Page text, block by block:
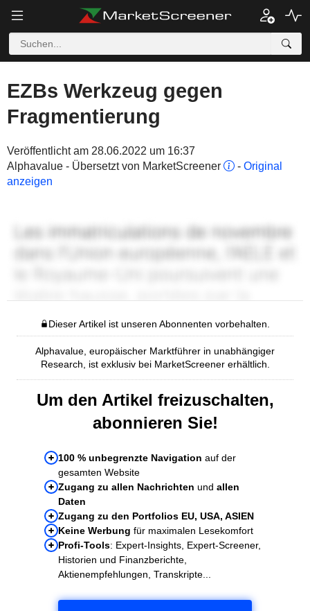
EZBs Werkzeug gegen
Fragmentierung
Veröffentlicht am 28.06.2022 um 16:37
Alphavalue - Übersetzt von MarketScreener
- Original
anzeigen
Dieser Artikel ist unseren Abonnenten vorbehalten.
Alphavalue, europäischer Marktführer in unabhängiger
Research, ist exklusiv bei MarketScreener erhältlich.
Um den Artikel freizuschalten,
abonnieren Sie!
100 % unbegrenzte Navigation auf der
gesamten Website
Zugang zu allen Nachrichten und allen
Daten
Zugang zu den Portfolios EU, USA, ASIEN
Keine Werbung für maximalen Lesekomfort
Profi-Tools: Expert-Insights, Expert-Screener,
Historien und Finanzberichte,
Aktienempfehlungen, Transkripte...